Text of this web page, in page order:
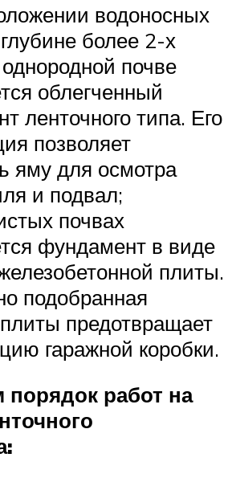
водоносных
более 2-х
почве
облегченный
ленточного типа. Его
позволяет
яму для осмотра
и подвал;
почвах
фундамент в виде
плиты.
подобранная
предотвращает
гаражной коробки.
порядок работ на